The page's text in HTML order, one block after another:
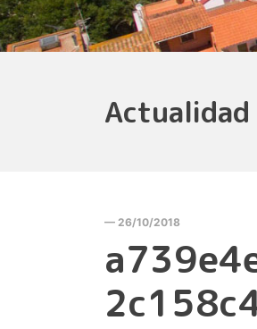
Actualidad
— 26/10/2018